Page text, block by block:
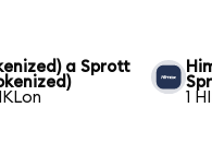
a Sprott
1